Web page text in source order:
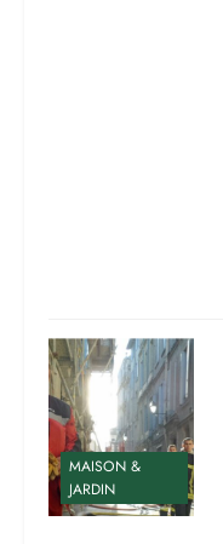
MAISON &
JARDIN